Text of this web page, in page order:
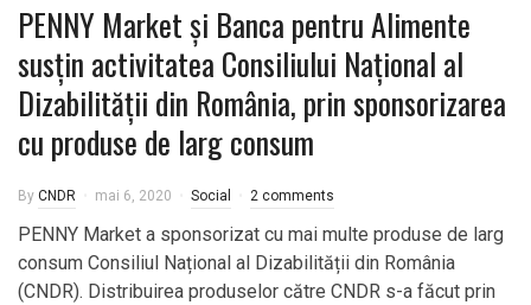
PENNY Market și Banca pentru Alimente
susțin activitatea Consiliului Național al
Dizabilității din România, prin sponsorizarea
cu produse de larg consum
By CNDR mai 6, 2020 Social 2 comments
PENNY Market a sponsorizat cu mai multe produse de larg
consum Consiliul Național al Dizabilității din România
(CNDR). Distribuirea produselor către CNDR s-a făcut prin